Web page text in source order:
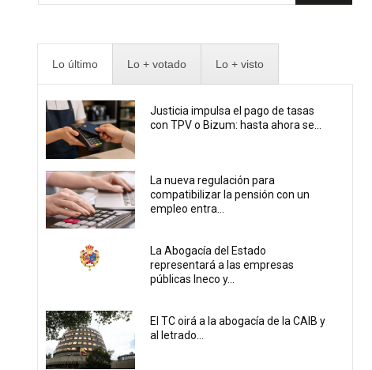
Lo último Lo + votado Lo + visto
Justicia impulsa el pago de tasas
con TPV o Bizum: hasta ahora se...
La nueva regulación para
compatibilizar la pensión con un
empleo entra...
La Abogacía del Estado
representará a las empresas
públicas Ineco y...
El TC oirá a la abogacía de la CAIB y
al letrado...